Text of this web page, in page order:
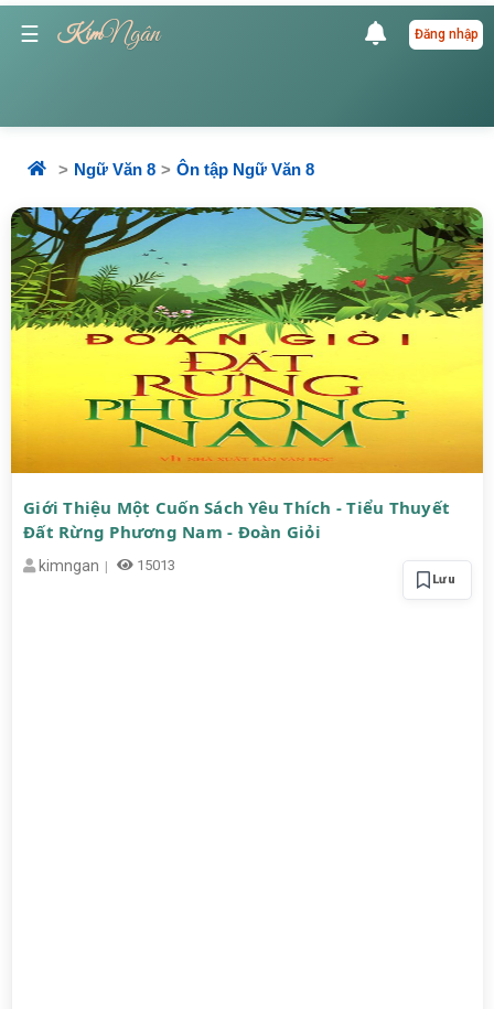
☰ KimNgân Đăng nhập
Ngữ Văn 8 Ôn tập Ngữ Văn 8
Giới Thiệu Một Cuốn Sách Yêu Thích - Tiểu Thuyết
Đất Rừng Phương Nam - Đoàn Giỏi
kimngan 15013
Lưu